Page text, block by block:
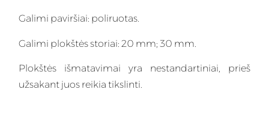
Galimi paviršiai: poliruotas.
Galimi plokštės storiai: 20 mm; 30 mm.
Plokštės išmatavimai yra nestandartiniai, prieš
užsakant juos reikia tikslinti.